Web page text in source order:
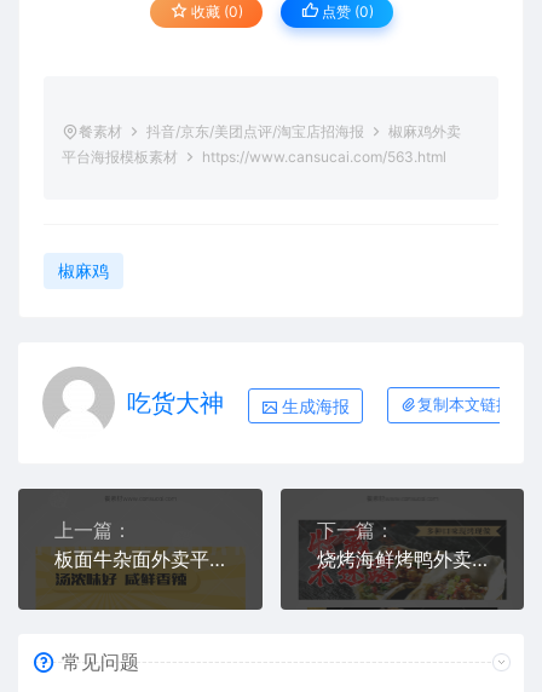
收藏 (0) 点赞 (0)
餐素材 抖音/京东/美团点评/淘宝店招海报
椒麻鸡外卖
平台海报模板素材
https://www.cansucai.com/563.html
椒麻鸡
吃货大神 生成海报 复制本文链接
上一篇：
板面牛杂面外卖平台海报模板下载
下一篇：
烧烤海鲜烤鸭外卖图片素材模板
常见问题